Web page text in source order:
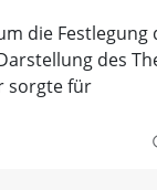
die Festlegung
des
sorgte für